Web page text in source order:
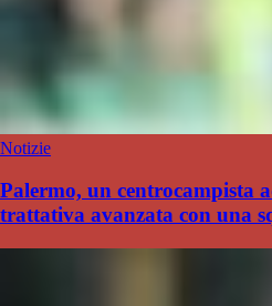
Notizie
Palermo, un centrocampista
trattativa avanzata con una